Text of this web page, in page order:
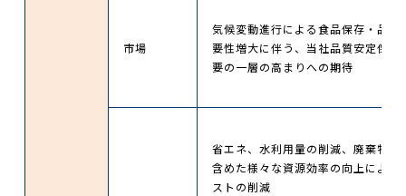
市場
気候変動進行による食品保存・品質
要性増大に伴う、当社品質安定保存
要の一層の高まりへの期待
省エネ、水利用量の削減、廃棄物処
含めた様々な資源効率の向上による
ストの削減